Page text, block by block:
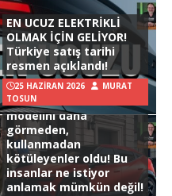
EN UCUZ ELEKTRİKLİ
OLMAK İÇİN GELİYOR!
Türkiye satış tarihi
resmen açıklandı!
25 HAZIRAN 2026
MURAT
TOSUN
Hyundai Ioniq 3
modelini daha
görmeden,
kullanmadan
kötüleyenler oldu! Bu
insanlar ne istiyor
anlamak mümkün değil!